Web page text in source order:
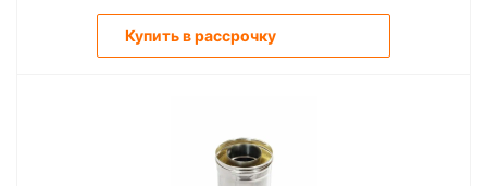
Купить в рассрочку